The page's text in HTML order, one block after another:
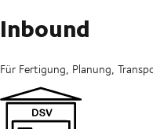
Inbound
Für Fertigung, Planung,